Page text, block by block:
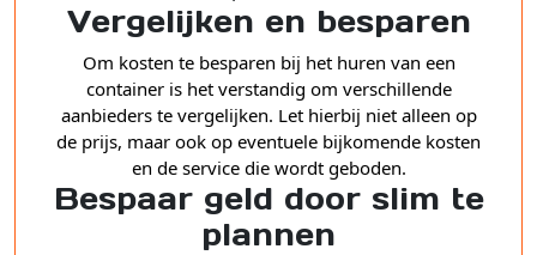
Vergelijken en besparen
Om kosten te besparen bij het huren van een
container is het verstandig om verschillende
aanbieders te vergelijken. Let hierbij niet alleen op
de prijs, maar ook op eventuele bijkomende kosten
en de service die wordt geboden.
Bespaar geld door slim te
plannen